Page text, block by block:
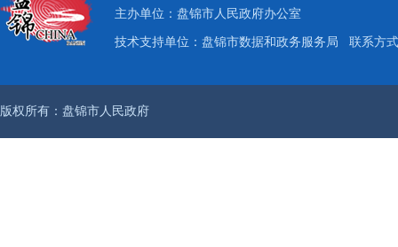
主办单位：盘锦市人民政府办公室
技术支持单位：盘锦市数据和政务服务局 联系方
版权所有：盘锦市人民政府